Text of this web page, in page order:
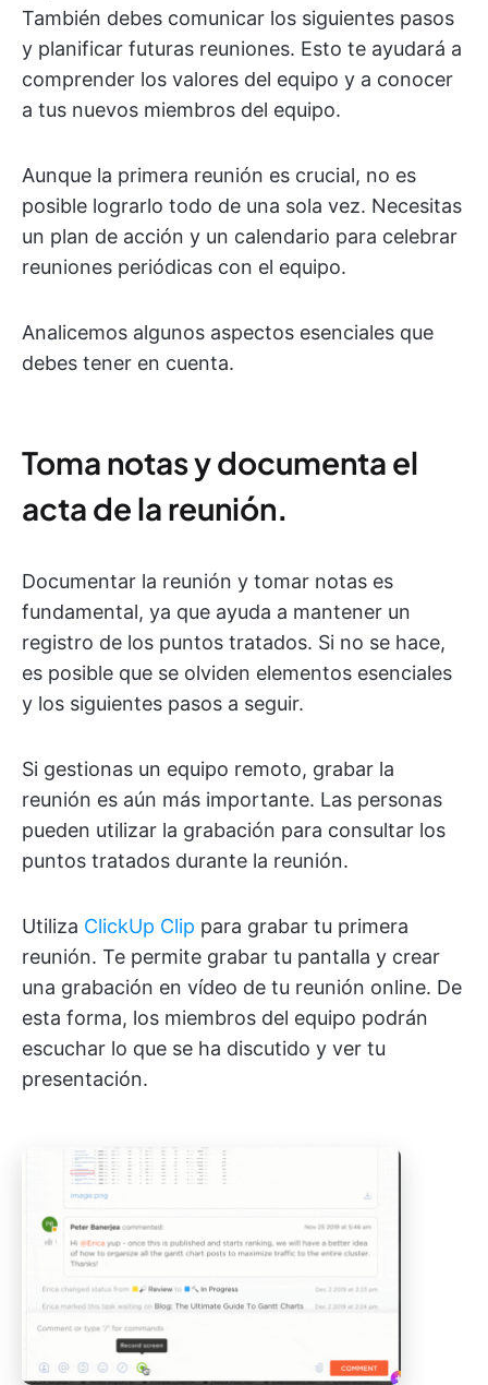
También debes comunicar los siguientes pasos
y planificar futuras reuniones. Esto te ayudará a
comprender los valores del equipo y a conocer
a tus nuevos miembros del equipo.
Aunque la primera reunión es crucial, no es
posible lograrlo todo de una sola vez. Necesitas
un plan de acción y un calendario para celebrar
reuniones periódicas con el equipo.
Analicemos algunos aspectos esenciales que
debes tener en cuenta.
Toma notas y documenta el
acta de la reunión.
Documentar la reunión y tomar notas es
fundamental, ya que ayuda a mantener un
registro de los puntos tratados. Si no se hace,
es posible que se olviden elementos esenciales
y los siguientes pasos a seguir.
Si gestionas un equipo remoto, grabar la
reunión es aún más importante. Las personas
pueden utilizar la grabación para consultar los
puntos tratados durante la reunión.
Utiliza ClickUp Clip para grabar tu primera
reunión. Te permite grabar tu pantalla y crear
una grabación en vídeo de tu reunión online. De
esta forma, los miembros del equipo podrán
escuchar lo que se ha discutido y ver tu
presentación.